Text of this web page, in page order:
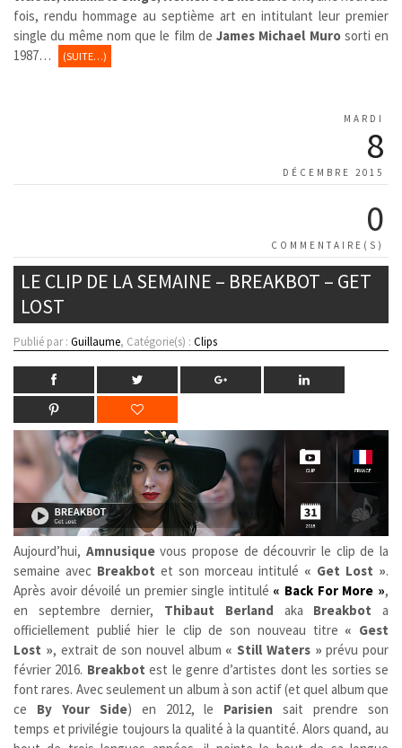
fois, rendu hommage au septième art en intitulant leur premier
single du même nom que le film de James Michael Murosorti en
1987…
(SUITE…)
MARDI
8
DÉCEMBRE 2015
0
COMMENTAIRE(S)
LE CLIP DE LA SEMAINE – BREAKBOT – GET
LOST
Publié par : Guillaume, Catégorie(s) : Clips
Aujourd’hui, Amnusiquevous propose de découvrir le clip de la
semaine avec Breakbot et son morceau intitulé « Get Lost ».
Après avoir dévoilé un premier single intitulé « Back For More »,
en septembre dernier, Thibaut Berland aka Breakbot a
officiellement publié hier le clip de son nouveau titre « Gest
Lost », extrait de son nouvel album « Still Waters » prévu pour
février 2016. Breakbot est le genre d’artistes dont les sorties se
font rares. Avec seulement un album à son actif (et quel album que
ce By Your Side) en 2012, le Parisien sait prendre son
temps et privilégie toujours la qualité à la quantité. Alors quand, au